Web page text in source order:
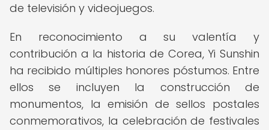
de televisión y videojuegos.
En reconocimiento a su valentía y
contribución a la historia de Corea, Yi Sunshin
ha recibido múltiples honores póstumos. Entre
ellos se incluyen la construcción de
monumentos, la emisión de sellos postales
conmemorativos, la celebración de festivales